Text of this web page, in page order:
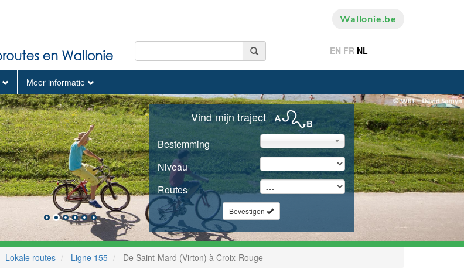
Wallonie.be
EN FR NL
Meer informatie
Vind mijn traject
Bestemming ---
Niveau
Routes
Bevestigen
Lokale routes Ligne 155 De Saint-Mard (Virton) à Croix-Rouge